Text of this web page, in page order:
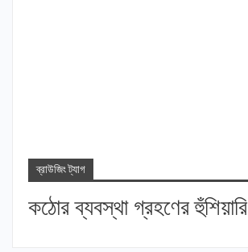
ব্রাউজিং ট্যাগ
কঠোর ব্যবস্থা গ্রহণের হুঁশিয়ারি